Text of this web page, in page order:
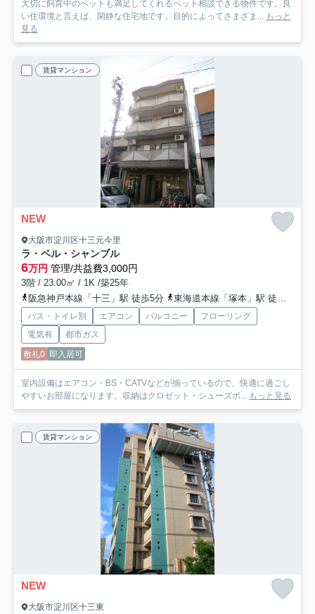
大切に飼育中のペットも満足してくれるペット相談できる物件です。良
い住環境と言えば、閑静な住宅地です。目的によってさまざま... もっと
見る
賃貸マンション
NEW
大阪市淀川区十三元今里
ラ・ベル・シャンブル
6万円 管理/共益費3,000円
3階 / 23.00㎡ / 1K /築25年
阪急神戸本線「十三」駅 徒歩5分
東海道本線「塚本」駅 徒歩15分
バス・トイレ別 エアコン バルコニー
フローリング
電気有
都市ガス
敷礼0 即入居可
室内設備はエアコン・BS・CATVなどが揃っているので、快適に過ごし
やすいお部屋になります。収納はクロゼット・シューズボ... もっと見る
賃貸マンション
NEW
大阪市淀川区十三東